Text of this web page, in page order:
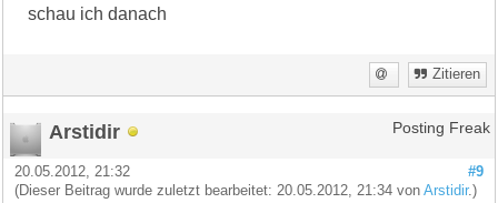
schau ich danach
Zitieren
Arstidir Posting Freak
#9
20.05.2012, 21:32
(Dieser Beitrag wurde zuletzt bearbeitet: 20.05.2012, 21:34 vonArstidir.)